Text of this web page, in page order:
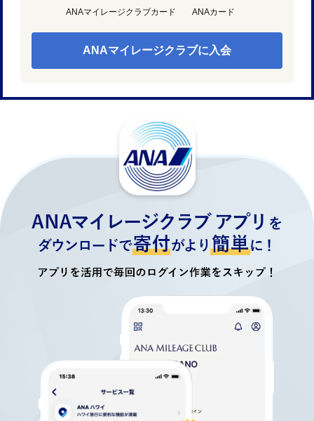
ANAマイレージクラブカード ANAカード
ANAマイレージクラブに入会